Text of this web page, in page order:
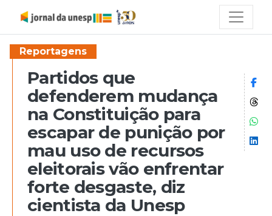
Reportagens
Partidos que
defenderem mudança
na Constituição para
escapar de punição por
mau uso de recursos
eleitorais vão enfrentar
forte desgaste, diz
cientista da Unesp